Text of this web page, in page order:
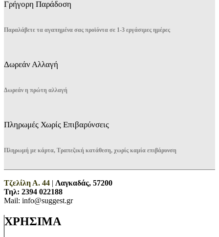
Γρήγορη Παράδοση
Παραλάβετε τα αγαπημένα σας προϊόντα σε 1-3 εργάσιμες ημέρες
Δωρεάν Αλλαγή
Δωρεάν η πρώτη αλλαγή
Πληρωμές Χωρίς Επιβαρύνσεις
Πληρωμή με κάρτα, Τραπεζική κατάθεση, χωρίς καμία επιβάρυνση
Τζελίλη Α. 44 | Λαγκαδάς, 57200
Τηλ: 2394 022188
Mail: info@suggest.gr
ΧΡΗΣΙΜΑ